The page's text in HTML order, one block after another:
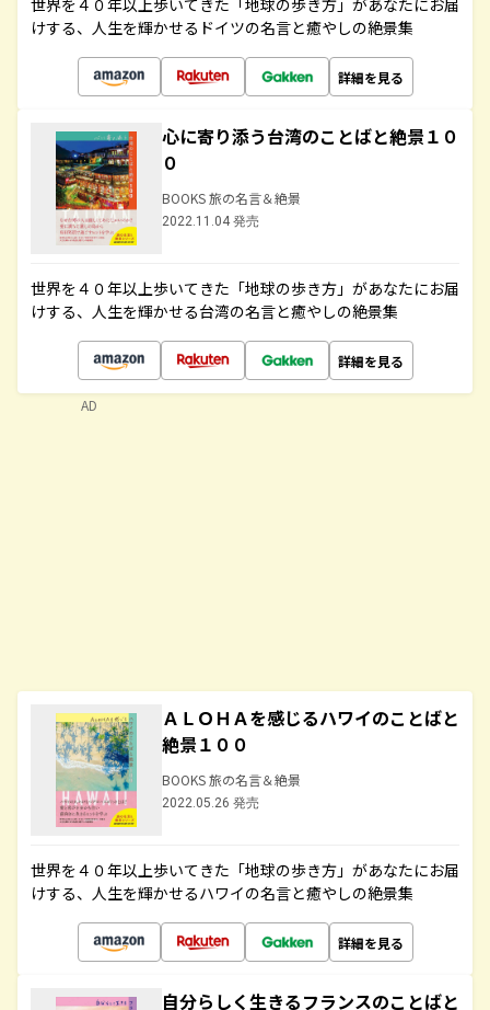
世界を４０年以上歩いてきた「地球の歩き方」があなたにお届
けする、人生を輝かせるドイツの名言と癒やしの絶景集
詳細を見る
心に寄り添う台湾のことばと絶景１０
０
BOOKS 旅の名言＆絶景
2022.11.04 発売
世界を４０年以上歩いてきた「地球の歩き方」があなたにお届
けする、人生を輝かせる台湾の名言と癒やしの絶景集
詳細を見る
ＡＬＯＨＡを感じるハワイのことばと
絶景１００
BOOKS 旅の名言＆絶景
2022.05.26 発売
世界を４０年以上歩いてきた「地球の歩き方」があなたにお届
けする、人生を輝かせるハワイの名言と癒やしの絶景集
詳細を見る
自分らしく生きるフランスのことばと
AD